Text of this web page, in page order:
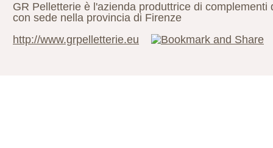
GR Pelletterie è l'azienda produttrice di
con sede nella provincia di Firenze
http://www.grpelletterie.eu